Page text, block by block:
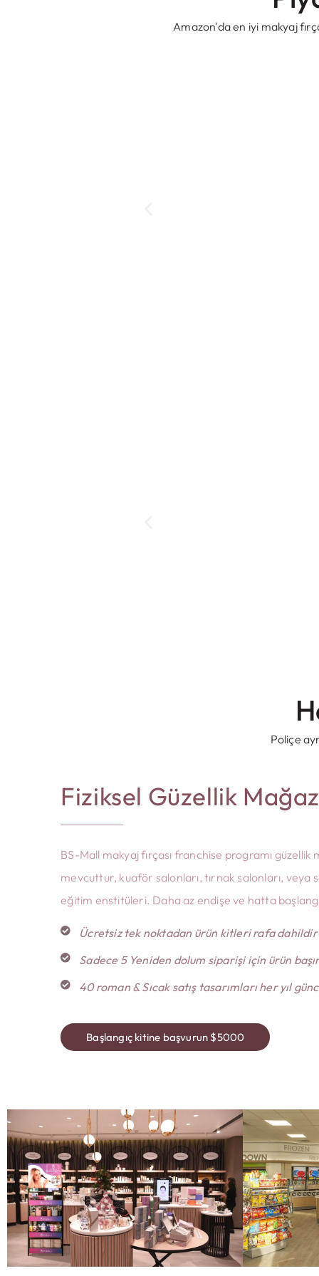
Amazon'da en iyi makyaj
Fırçası
Tam bir
katalog alın
Poliçe
Fiziksel Güzellik
BS-Mall makyaj fırçası franchise programı güzellik
mevcuttur, kuaför salonları, tırnak salonları,
eğitim enstitüleri. Daha az endişe ve hatta
Ücretsiz tek noktadan ürün kitleri rafa dahildir
Sadece 5 Yeniden dolum siparişi için ürün
40 roman & Sıcak satış tasarımları her yıl
Başlangıç ​​kitine başvurun $5000